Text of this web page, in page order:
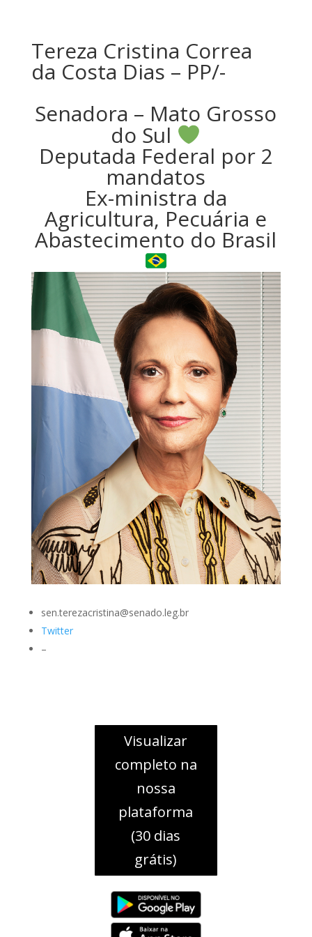
Tereza Cristina Correa
da Costa Dias – PP/-
Senadora – Mato Grosso
do Sul
Deputada Federal por 2
mandatos
Ex-ministra da
Agricultura, Pecuária e
Abastecimento do Brasil
sen.terezacristina@senado.leg.br
Twitter
–
Visualizar
completo na
nossa
plataforma
(30 dias
grátis)